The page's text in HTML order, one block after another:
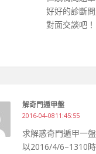
好好的診斷
對面交談吧！
解奇門遁甲盤
2016-04-0811:45:55
求解惑奇門遁甲一盤
以2016/4/6–1310